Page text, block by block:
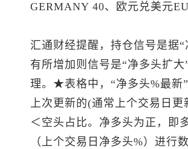
GERMANY 40、 欧元兑美元
汇通财经提醒，持仓信号是据
有所增加则信号是“净多头扩
理。★表格中，“净多头%最新
上次更新的(通常上个交易日
＜空头占比。净多头为正，即
（上个交易日净多头%）进行